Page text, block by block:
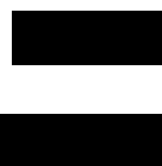
健康
スキンケ
トレーニング
ダイエット
理